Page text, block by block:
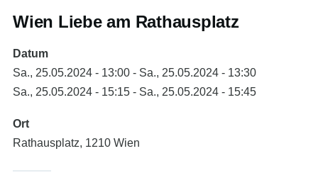
Wien Liebe am Rathausplatz
Datum
Sa., 25.05.2024 - 13:00 - Sa., 25.05.2024 - 13:30
Sa., 25.05.2024 - 15:15 - Sa., 25.05.2024 - 15:45
Ort
Rathausplatz, 1210 Wien